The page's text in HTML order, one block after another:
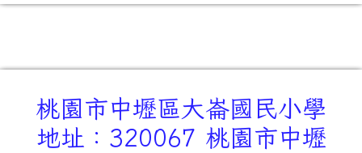
桃園市中壢區大崙國民小學
地址：320067 桃園市中壢